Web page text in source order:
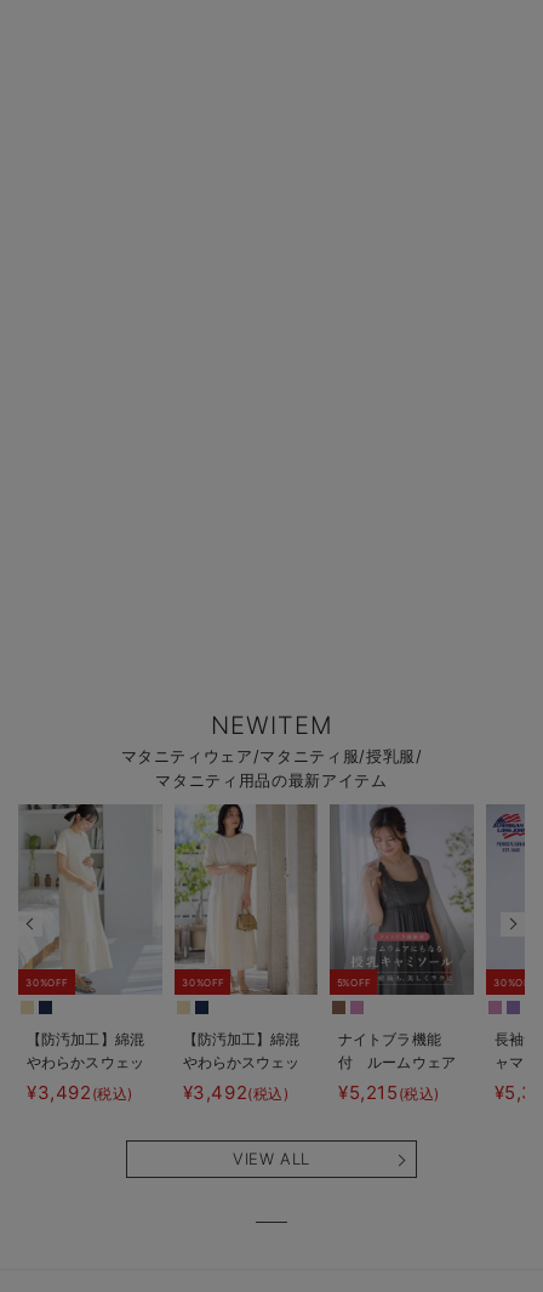
NEWITEM
マタニティウェア/マタニティ服/授乳服/
マタニティ用品の最新アイテム
30%OFF
【防汚加工】綿混
やわらかスウェッ
ト半袖ティアード
ネグリジェ マタ
¥3,492 (税込)
30%OFF
【防汚加工】綿混
やわらかスウェッ
ト半袖フレアワン
ピース マタニテ
も長く使える】
¥3,492(税込)
5%OFF
ナイトブラ機能
付 ルームウェア
にもなる授乳キャ
ミソール
¥5,215 (税込)
30%OFF
長袖サ
ャマ
ェー
VIEW ALL